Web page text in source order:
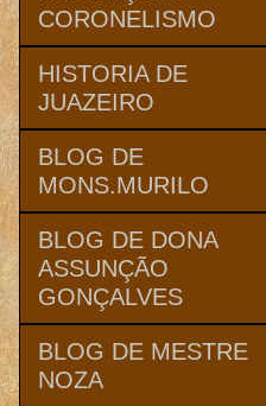
CORONELISMO
HISTORIA DE
JUAZEIRO
BLOG DE
MONS.MURILO
BLOG DE DONA
ASSUNÇÃO
GONÇALVES
BLOG DE MESTRE
NOZA